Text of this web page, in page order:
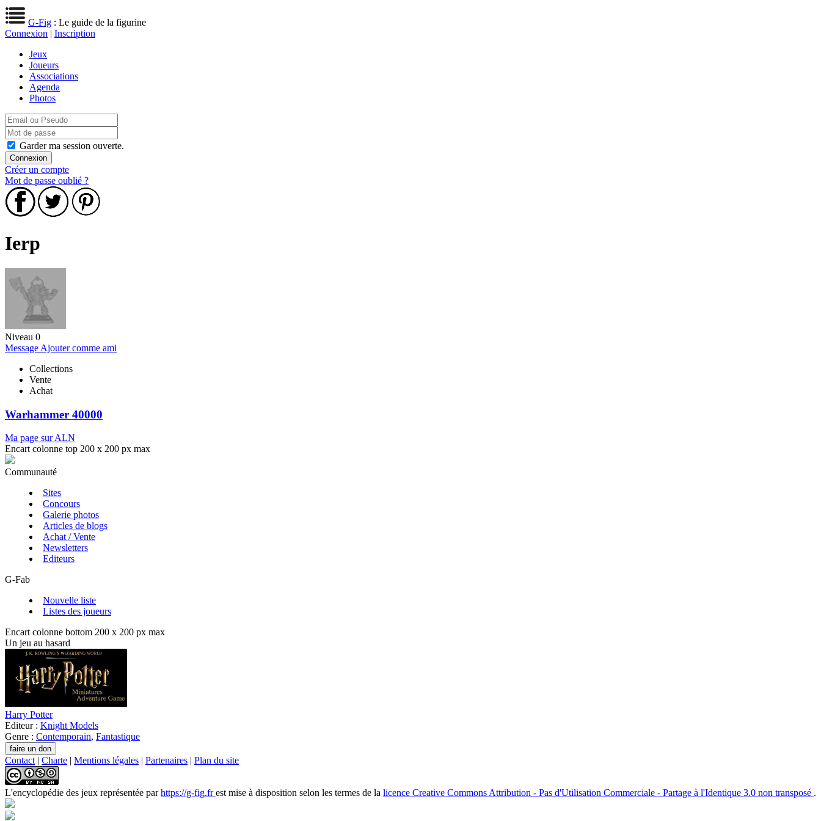
G-Fig : Le guide de la figurine
Connexion | Inscription
Jeux
Joueurs
Associations
Agenda
Photos
Garder ma session ouverte.
Créer un compte
Mot de passe oublié ?
Ierp
Niveau 0
Message Ajouter comme ami
Collections
Vente
Achat
Warhammer 40000
Ma page sur ALN
Encart colonne top 200 x 200 px max
Communauté
Sites
Concours
Galerie photos
Articles de blogs
Achat / Vente
Newsletters
Editeurs
G-Fab
Nouvelle liste
Listes des joueurs
Encart colonne bottom 200 x 200 px max
Un jeu au hasard
Harry Potter
Editeur : Knight Models
Genre : Contemporain, Fantastique
Contact | Charte | Mentions légales | Partenaires | Plan du site
L'encyclopédie des jeux représentée parhttps://g-fig.frest mise à disposition selon les termes de la licence Creative Commons Attribution - Pas d'Utilisation Commerciale - Partage à l'Identique 3.0 non transposé .